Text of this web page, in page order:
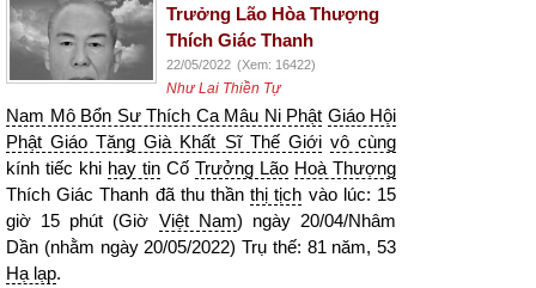
Trưởng Lão Hòa Thượng
Thích Giác Thanh
22/05/2022 (Xem: 16422)
Như Lai Thiền Tự
Nam Mô Bổn Sư Thích Ca Mâu Ni Phật Giáo Hội
Phật Giáo Tăng Già Khất Sĩ Thế Giới vô cùng
kính tiếc khi hay tin Cố Trưởng Lão Hoà Thượng
Thích Giác Thanh đã thu thầnthị tịch vào lúc: 15
giờ 15 phút (Giờ Việt Nam) ngày 20/04/Nhâm
Dần (nhằm ngày 20/05/2022) Trụ thế: 81 năm, 53
Hạ lạp.